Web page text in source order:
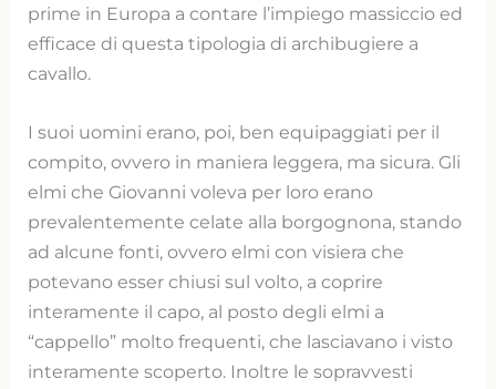
prime in Europa a contare l’impiego massiccio ed
efficace di questa tipologia di archibugiere a
cavallo.
I suoi uomini erano, poi, ben equipaggiati per il
compito, ovvero in maniera leggera, ma sicura. Gli
elmi che Giovanni voleva per loro erano
prevalentemente celate alla borgognona, stando
ad alcune fonti, ovvero elmi con visiera che
potevano esser chiusi sul volto, a coprire
interamente il capo, al posto degli elmi a
“cappello” molto frequenti, che lasciavano i visto
interamente scoperto. Inoltre le sopravvesti